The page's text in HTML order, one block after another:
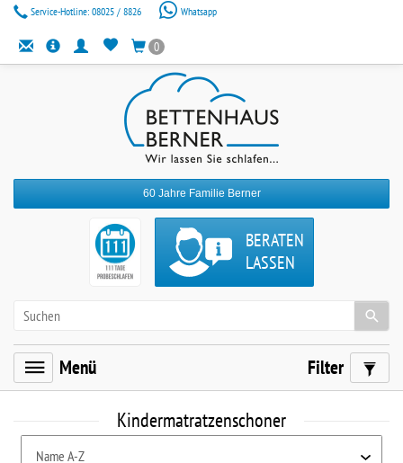
Service-Hotline: 08025 / 8826 Whatsapp
0
60 Jahre Familie Berner
BERATEN
LASSEN
Menü Filter
Kindermatratzenschoner